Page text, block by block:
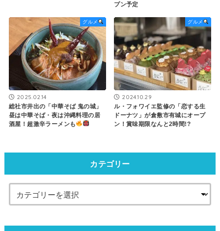
プン予定
グルメ
2025.02.14
総社市井出の「中華そば 鬼の城」
昼は中華そば・夜は沖縄料理の居
酒屋！超激辛ラーメンも
グルメ
2024.10.29
ル・フォワイエ監修の「恋する生
ドーナツ」が倉敷市有城にオープ
ン！賞味期限なんと2時間!?
カテゴリー